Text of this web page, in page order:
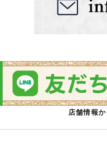
店舗情報